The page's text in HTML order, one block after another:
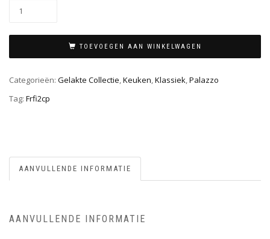
TOEVOEGEN AAN WINKELWAGEN
Categorieën: Gelakte Collectie,Keuken,Klassiek,Palazzo
Tag: Frfi2cp
AANVULLENDE INFORMATIE
AANVULLENDE INFORMATIE